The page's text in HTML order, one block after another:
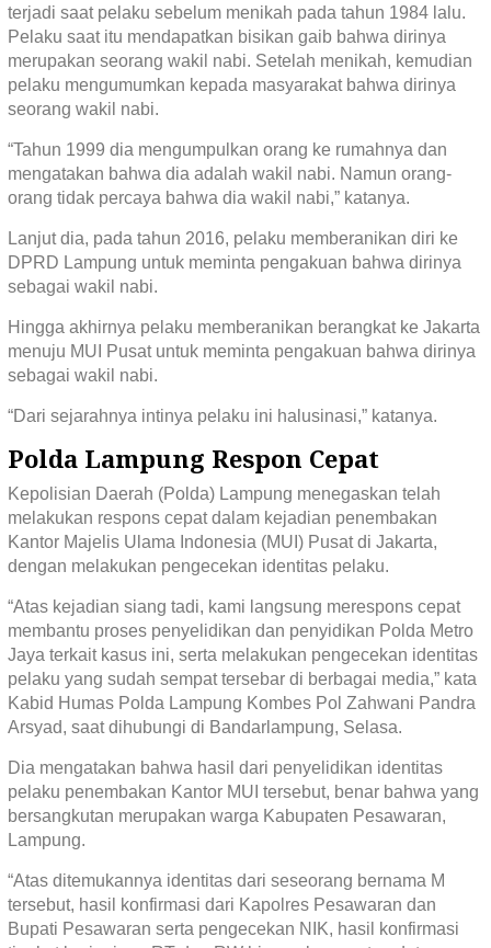
terjadi saat pelaku sebelum menikah pada tahun 1984 lalu.
Pelaku saat itu mendapatkan bisikan gaib bahwa dirinya
merupakan seorang wakil nabi. Setelah menikah, kemudian
pelaku mengumumkan kepada masyarakat bahwa dirinya
seorang wakil nabi.
“Tahun 1999 dia mengumpulkan orang ke rumahnya dan
mengatakan bahwa dia adalah wakil nabi. Namun orang-
orang tidak percaya bahwa dia wakil nabi,” katanya.
Lanjut dia, pada tahun 2016, pelaku memberanikan diri ke
DPRD Lampung untuk meminta pengakuan bahwa dirinya
sebagai wakil nabi.
Hingga akhirnya pelaku memberanikan berangkat ke Jakarta
menuju MUI Pusat untuk meminta pengakuan bahwa dirinya
sebagai wakil nabi.
“Dari sejarahnya intinya pelaku ini halusinasi,” katanya.
Polda Lampung Respon Cepat
Kepolisian Daerah (Polda) Lampung menegaskan telah
melakukan respons cepat dalam kejadian penembakan
Kantor Majelis Ulama Indonesia (MUI) Pusat di Jakarta,
dengan melakukan pengecekan identitas pelaku.
“Atas kejadian siang tadi, kami langsung merespons cepat
membantu proses penyelidikan dan penyidikan Polda Metro
Jaya terkait kasus ini, serta melakukan pengecekan identitas
pelaku yang sudah sempat tersebar di berbagai media,” kata
Kabid Humas Polda Lampung Kombes Pol Zahwani Pandra
Arsyad, saat dihubungi di Bandarlampung, Selasa.
Dia mengatakan bahwa hasil dari penyelidikan identitas
pelaku penembakan Kantor MUI tersebut, benar bahwa yang
bersangkutan merupakan warga Kabupaten Pesawaran,
Lampung.
“Atas ditemukannya identitas dari seseorang bernama M
tersebut, hasil konfirmasi dari Kapolres Pesawaran dan
Bupati Pesawaran serta pengecekan NIK, hasil konfirmasi